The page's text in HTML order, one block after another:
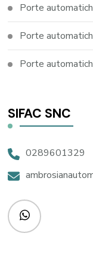
Porte
Porte
Porte
SIFAC SNC
0289601329